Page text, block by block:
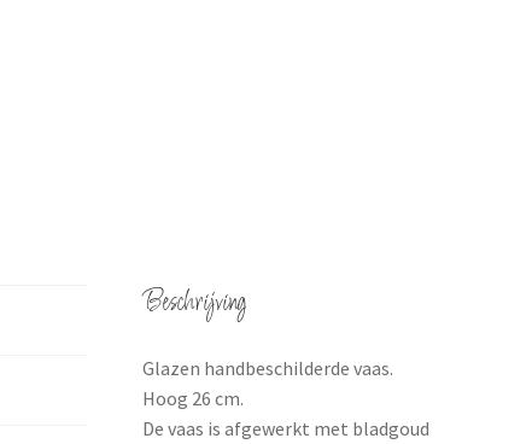
Beschrijving
Glazen handbeschilderde vaas.
Hoog 26 cm.
De vaas is afgewerkt met bladgoud